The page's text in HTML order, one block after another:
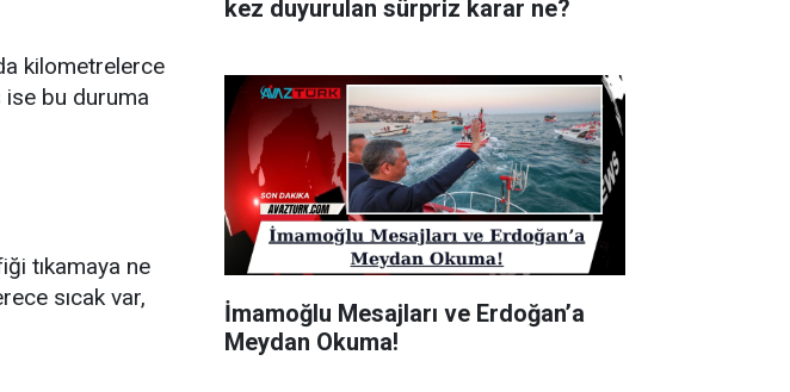
kilometrelerce
bu duruma
tıkamaya ne
sıcak var,
kez duyurulan sürpriz karar ne?
İmamoğlu Mesajları ve Erdoğan’a
Meydan Okuma!